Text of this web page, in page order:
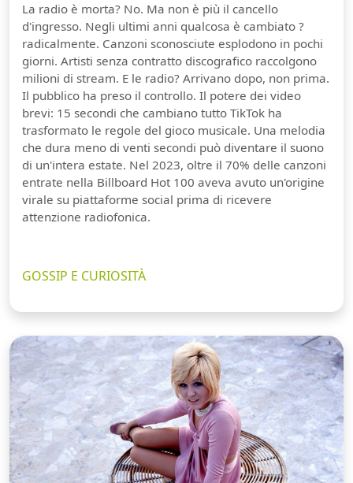
Guarda video
La radio è morta? No. Ma non è più il cancello
d'ingresso. Negli ultimi anni qualcosa è cambiato ?
radicalmente. Canzoni sconosciute esplodono in pochi
giorni. Artisti senza contratto discografico raccolgono
milioni di stream. E le radio? Arrivano dopo, non prima.
Il pubblico ha preso il controllo. Il potere dei video
brevi: 15 secondi che cambiano tutto TikTok ha
trasformato le regole del gioco musicale. Una melodia
che dura meno di venti secondi può diventare il suono
di un'intera estate. Nel 2023, oltre il 70% delle canzoni
entrate nella Billboard Hot 100 aveva avuto un'origine
virale su piattaforme social prima di ricevere
attenzione radiofonica.
GOSSIP E CURIOSITÀ